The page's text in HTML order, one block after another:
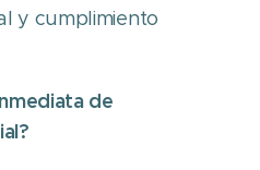
y cumplimiento
de